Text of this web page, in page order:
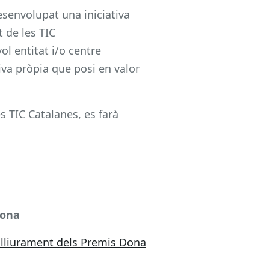
una iniciativa
de les TIC
entitat i/o centre
pròpia que posi en valor
TIC Catalanes, es farà
dels Premis Dona